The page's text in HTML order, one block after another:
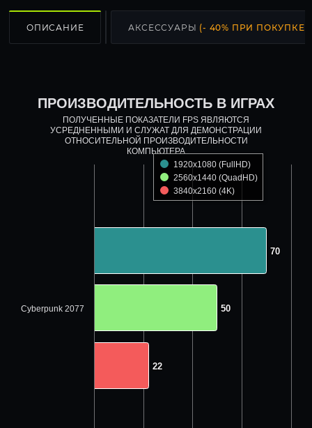
ОПИСАНИЕ АКСЕССУАРЫ (- 40% ПРИ ПОКУПКЕ
ПРОИЗВОДИТЕЛЬНОСТЬ В ИГРАХ
ПОЛУЧЕННЫЕ ПОКАЗАТЕЛИ FPS ЯВЛЯЮТСЯ
УСРЕДНЕННЫМИ И СЛУЖАТ ДЛЯ ДЕМОНСТРАЦИИ
ОТНОСИТЕЛЬНОЙ ПРОИЗВОДИТЕЛЬНОСТИ
КОМПЬЮТЕРА
70
70
50
50
22
22
1920x1080 (FullHD)
2560x1440 (QuadHD)
3840x2160 (4K)
Cyberpunk 2077